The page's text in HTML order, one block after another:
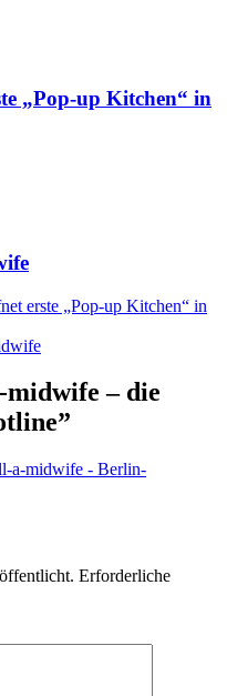
„Pop-up Kitchen“ in
erste „Pop-up Kitchen“ in
midwife – die
”
a-midwife - Berlin-
Erforderliche